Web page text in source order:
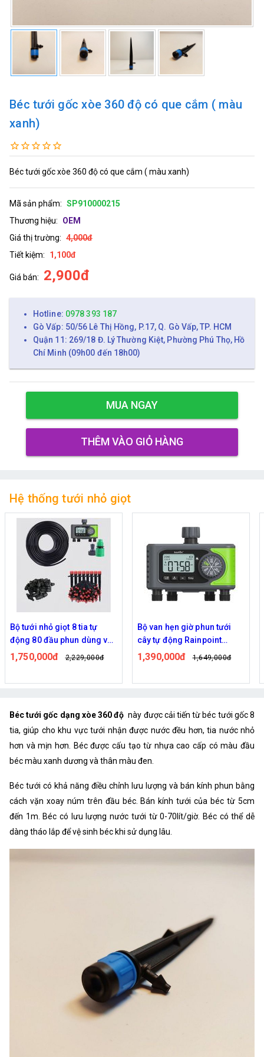
Béc tưới gốc xòe 360 độ có que cắm ( màu
xanh)
Béc tưới gốc xòe 360 độ có que cắm ( màu xanh)
Mã sản phẩm: SP910000215
Thương hiệu:
OEM
Giá thị trường: 4,000đ
Tiết kiệm:
1,100đ
Giá bán: 2,900đ
Hotline: 0978 393 187
Gò Vấp: 50/56 Lê Thị Hồng, P.17, Q. Gò Vấp, TP. HCM
Quận 11: 269/18 Đ. Lý Thường Kiệt, Phường Phú Thọ, Hồ
Chí Minh (09h00 đến 18h00)
MUA NGAY
THÊM VÀO GIỎ HÀNG
Hệ thống tưới nhỏ giọt
Bộ tưới nhỏ giọt 8 tia tự
động 80 đầu phun dùng van
nước hẹn giờ RainPoint
1,750,000đ 2,229,000đ
Bộ van hẹn giờ phun tưới
cây tự động Rainpoint
ITV405
1,390,000đ 1,649,000đ
Béc tưới gốc dạng xòe 360 độ này được cải tiến từ béc tưới gốc 8
tia, giúp cho khu vực tưới nhận được nước đều hơn, tia nước nhỏ
hơn và mịn hơn. Béc được cấu tạo từ nhựa cao cấp có màu đầu
béc màu xanh dương và thân màu đen.
Béc tưới có khả năng điều chỉnh lưu lượng và bán kính phun bằng
cách vặn xoay núm trên đầu béc. Bán kính tưới của béc từ 5cm
đến 1m. Béc có lưu lượng nước tưới từ 0-70lít/giờ. Béc có thể dễ
dàng tháo lắp để vệ sinh béc khi sử dụng lâu.